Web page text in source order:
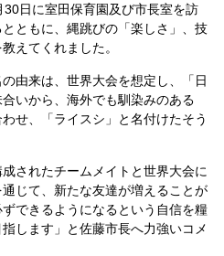
日に室田保育園及び市長室を訪
ともに、縄跳びの「楽しさ」、技
えてくれました。
由来は、世界大会を想定し、「日
いから、海外でも馴染みのある
せ、「ライスシ」と名付けたそう
されたチームメイトと世界大会に
じて、新たな友達が増えることが
できるようになるという自信を糧
します」と佐藤市長へ力強いコメ